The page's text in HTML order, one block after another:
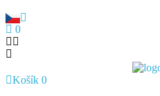
0
Košík 0